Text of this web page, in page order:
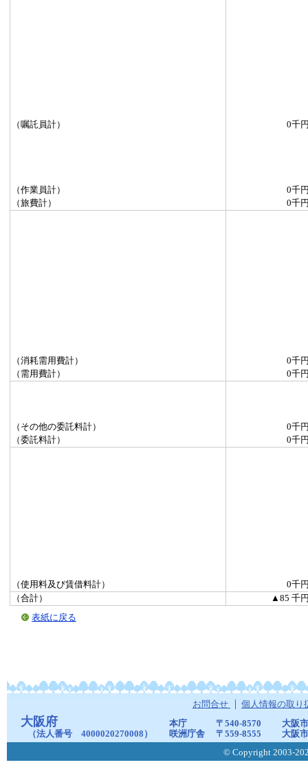
（嘱託員計） 0千
（作業員計）
0千
（旅費計）
0千
（消耗需用費計）
0千
（需用費計）
0千
（その他の委託料計）
0千
（委託料計）
0千
（使用料及び賃借料計）
0千
（合計）
▲85 千
表紙に戻る
お問合せ 個人情報の取り
大阪府
（法人番号 4000020270008）
本庁 〒540-8570
大阪
咲洲庁舎
〒559-8555
大阪
© Copyright 2003-